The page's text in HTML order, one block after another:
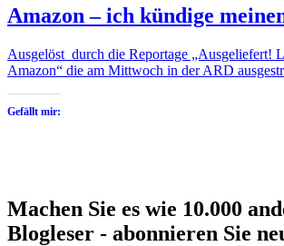
Amazon – ich kündige
Ausgelöst durch die Reportage „Ausgeliefert!
Amazon“ die am Mittwoch in der ARD
Gefällt mir:
Machen Sie es wie 10.000
Blogleser - abonnieren Sie